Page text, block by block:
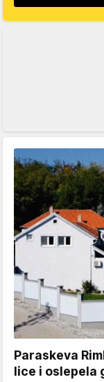
Paraskeva
lice i oslepela